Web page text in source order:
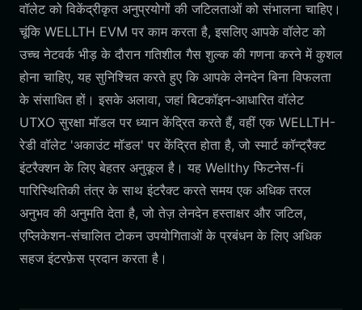
वॉलेट को विकेंद्रीकृत अनुप्रयोगों की जटिलताओं को संभालना चाहिए।
चूंकि WELLTH EVM पर काम करता है, इसलिए आपके वॉलेट को
उच्च नेटवर्क भीड़ के दौरान गतिशील गैस शुल्क की गणना करने में कुशल
होना चाहिए, यह सुनिश्चित करते हुए कि आपके लेनदेन बिना विफलता
के संसाधित हों। इसके अलावा, जहां बिटकॉइन-आधारित वॉलेट
UTXO सुरक्षा मॉडल पर ध्यान केंद्रित करते हैं, वहीं एक WELLTH-
रेडी वॉलेट 'अकाउंट मॉडल' पर केंद्रित होता है, जो स्मार्ट कॉन्ट्रैक्ट
इंटरैक्शन के लिए बेहतर अनुकूल है। यह Wellthy फिटनेस-fi
पारिस्थितिकी तंत्र के साथ इंटरैक्ट करते समय एक अधिक तरल
अनुभव की अनुमति देता है, जो तेज़ लेनदेन हस्ताक्षर और जटिल,
एप्लिकेशन-संचालित टोकन उपयोगिताओं के प्रबंधन के लिए अधिक
सहज इंटरफ़ेस प्रदान करता है।